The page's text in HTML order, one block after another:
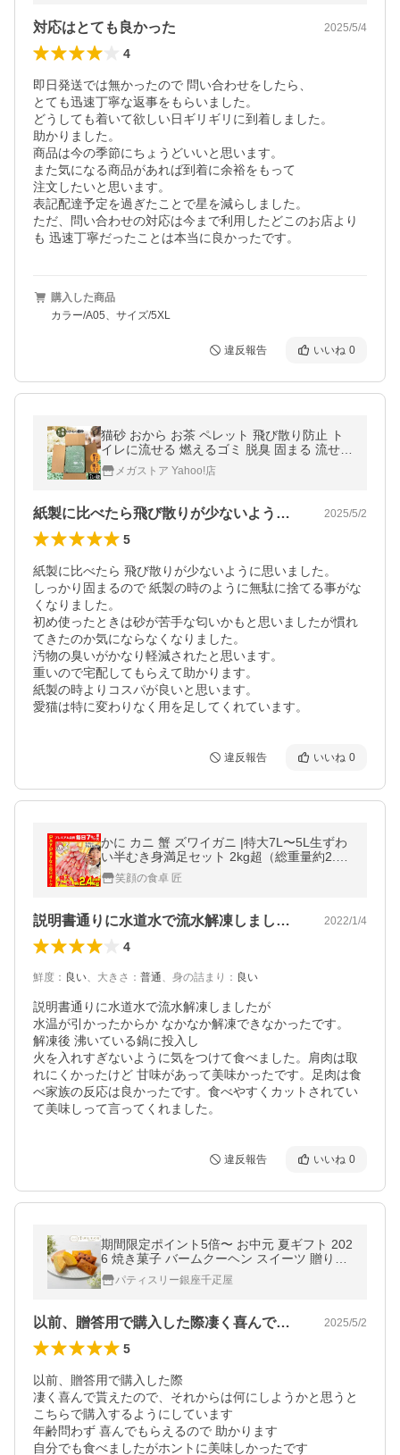
対応はとても良かった 2025/5/4
4
即日発送では無かったので 問い合わせをしたら、
とても迅速丁寧な返事をもらいました。
どうしても着いて欲しい日ギリギリに到着しました。
助かりました。
商品は今の季節にちょうどいいと思います。
また気になる商品があれば到着に余裕をもって
注文したいと思います。
表記配達予定を過ぎたことで星を減らしました。
ただ、問い合わせの対応は今まで利用したどこのお店より
購入した商品
カラー/A05、サイズ/5XL
違反報告 いいね 0
猫砂 おから お茶 ペレット 飛び散り防止 ト
イレに流せる 燃えるゴミ 脱臭 固まる 流せる
アイリスオーヤマ お茶の猫砂 7L×4袋 POCN
-70Nメガストア Yahoo!店
紙製に比べたら飛び散りが少ないように思… 2025/5/2
5
紙製に比べたら 飛び散りが少ないように思いました。
しっかり固まるので 紙製の時のように無駄に捨てる事がな
くなりました。
初め使ったときは砂が苦手な匂いかもと思いましたが慣れ
てきたのか気にならなくなりました。
汚物の臭いがかなり軽減されたと思います。
重いので宅配してもらえて助かります。
紙製の時よりコスパが良いと思います。
違反報告 いいね 0
かに カニ 蟹 ズワイガニ |特大7L〜5L生ずわ
い半むき身満足セット 2kg超（総重量約2.4k
g）笑顔の食卓 匠
説明書通りに水道水で流水解凍しましたが… 2022/1/4
4
鮮度 ： 良い、 大きさ ： 普通、 身の詰まり ： 良い
説明書通りに水道水で流水解凍しましたが
水温が引かったからか なかなか解凍できなかったです。
解凍後 沸いている鍋に投入し
火を入れすぎないように気をつけて食べました。肩肉は取
れにくかったけど 甘味があって美味かったです。足肉は食
べ家族の反応は良かったです。食べやすくカットされてい
違反報告 いいね 0
期間限定ポイント5倍〜 お中元 夏ギフト 202
6 焼き菓子 バームクーヘン スイーツ 贈り物
ギフト 千疋屋 パティスリー銀座千疋屋 銀座
フルーツガトー
パティスリー銀座千疋屋
以前、贈答用で購入した際凄く喜んで貰え… 2025/5/2
5
以前、贈答用で購入した際
凄く喜んで貰えたので、それからは何にしようかと思うと
こちらで購入するようにしています
年齢問わず 喜んでもらえるので 助かります
自分でも食べましたがホントに美味しかったです